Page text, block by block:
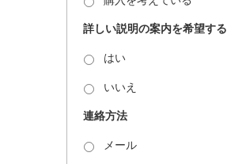
詳しい説明の案内を希望する
はい
いいえ
連絡方法
メール